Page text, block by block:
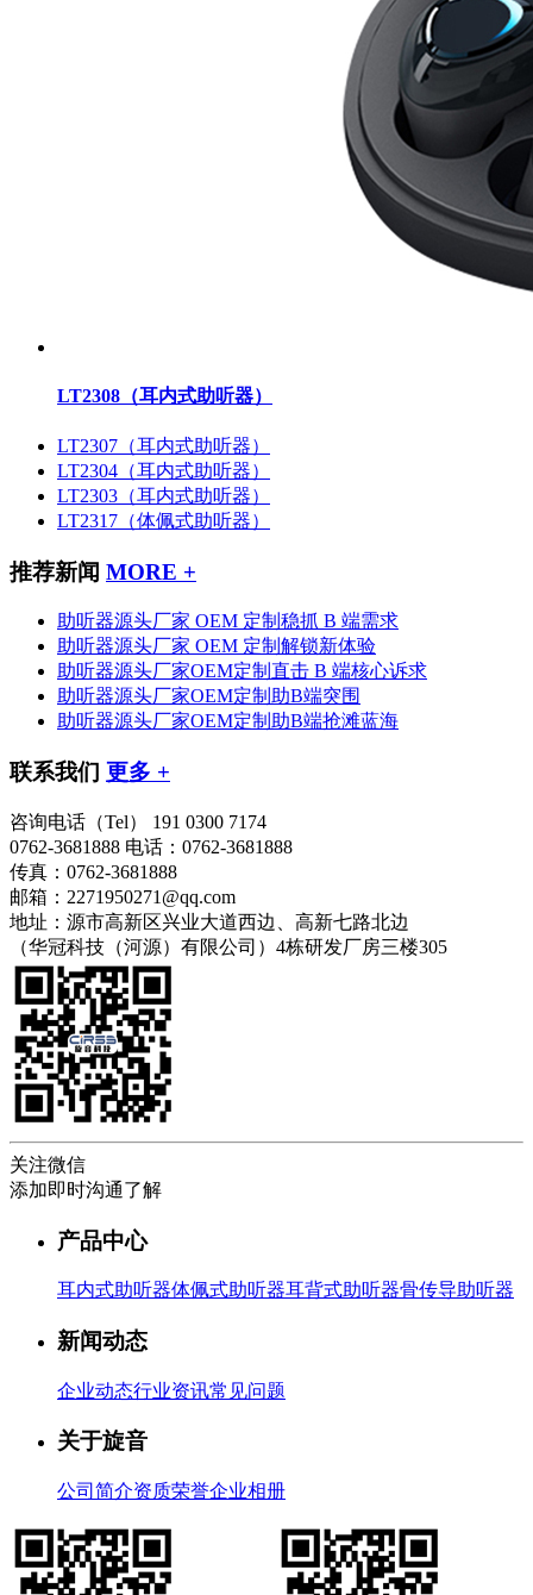
LT2308（耳内式助听器）
LT2307（耳内式助听器）
LT2304（耳内式助听器）
LT2303（耳内式助听器）
LT2317（体佩式助听器）
推荐新闻 MORE +
助听器源头厂家 OEM 定制稳抓 B 端需求
助听器源头厂家 OEM 定制解锁新体验
助听器源头厂家OEM定制直击 B 端核心诉求
助听器源头厂家OEM定制助B端突围
助听器源头厂家OEM定制助B端抢滩蓝海
联系我们 更多 +
咨询电话（Tel） 191 0300 7174
0762-3681888 电话：0762-3681888
传真：0762-3681888
邮箱：2271950271@qq.com
地址：源市高新区兴业大道西边、高新七路北边
（华冠科技（河源）有限公司）4栋研发厂房三楼305
关注微信
添加即时沟通了解
产品中心
耳内式助听器体佩式助听器耳背式助听器骨传导助听器
新闻动态
企业动态行业资讯常见问题
关于旋音
公司简介资质荣誉企业相册